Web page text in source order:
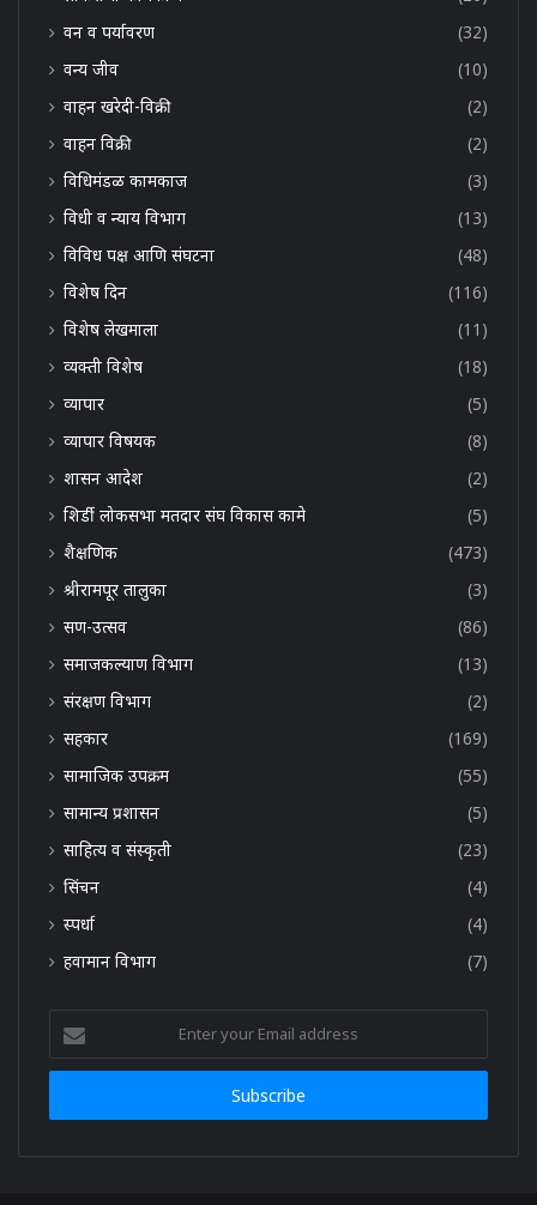
वन व पर्यावरण
(32)
वन्य जीव
(10)
वाहन खरेदी-विक्री
(2)
वाहन विक्री
(2)
विधिमंडळ कामकाज
(3)
विधी व न्याय विभाग
(13)
विविध पक्ष आणि संघटना
(48)
विशेष दिन
(116)
विशेष लेखमाला
(11)
व्यक्ती विशेष
(18)
व्यापार
(5)
व्यापार विषयक
(8)
शासन आदेश
(2)
शिर्डी लोकसभा मतदार संघ विकास कामे
(5)
शैक्षणिक
(473)
श्रीरामपूर तालुका
(3)
सण-उत्सव
(86)
समाजकल्याण विभाग
(13)
संरक्षण विभाग
(2)
सहकार
(169)
सामाजिक उपक्रम
(55)
सामान्य प्रशासन
(5)
साहित्य व संस्कृती
(23)
सिंचन
(4)
स्पर्धा
(4)
हवामान विभाग
(7)
your
Email